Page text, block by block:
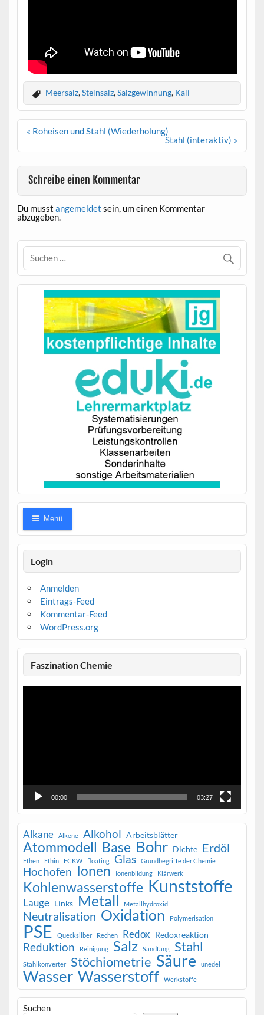
Meersalz,Steinsalz,Salzgewinnung, Kali
Beitragsnavigation
« Roheisen und Stahl (Wiederholung)
Stahl (interaktiv) »
Schreibe einen Kommentar
Du musst angemeldet sein, um einen Kommentar
abzugeben.
Menü
Login
Anmelden
Eintrags-Feed
Kommentar-Feed
WordPress.org
Faszination Chemie
Video-
00:00 03:27
Alkane Alkene Alkohol Arbeitsblätter
Atommodell Base Bohr Dichte Erdöl
Ethen Ethin FCKW floating Glas Grundbegriffe der Chemie
Hochofen Ionen Ionenbildung Klärwerk
Kohlenwasserstoffe Kunststoffe
Lauge Links Metall Metallhydroxid
Neutralisation Oxidation Polymerisation
PSE Quecksilber Rechen Redox Redoxreaktion
Reduktion Reinigung Salz Sandfang Stahl
Stahlkonverter Stöchiometrie Säure unedel
Wasser Wasserstoff Werkstoffe
Suchen